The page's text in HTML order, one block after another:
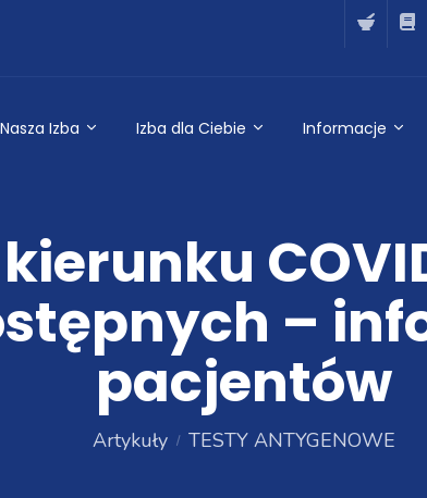
Nasza Izba Izba dla Ciebie Informacje
–
pacjentów
Artykuły TESTY ANTYGENOWE